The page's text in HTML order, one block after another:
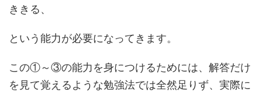
ききる、
という能力が必要になってきます。
この①～③の能力を身につけるためには、解答だけ
を見て覚えるような勉強法では全然足りず、実際に